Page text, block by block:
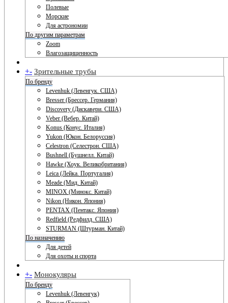
Полевые
Морские
Для астрономии
По другим параметрам
Zoom
Влагозащищенность
+- Зрительные трубы
По бренду
Levenhuk (Левенгук. США)
Bresser (Брессер. Германия)
Discovery (Дискавери. США)
Veber (Вебер. Китай)
Konus (Конус. Италия)
Yukon (Юкон. Белоруссия)
Celestron (Селестрон. США)
Bushnell (Бушнелл. Китай)
Hawke (Хоук. Великобритания)
Leica (Лейка. Португалия)
Meade (Мид. Китай)
MINOX (Минокс. Китай)
Nikon (Никон. Япония)
PENTAX (Пентакс. Япония)
Redfield (Редфилд. США)
STURMAN (Штурман. Китай)
По назначению
Для детей
Для охоты и спорта
+- Монокуляры
По бренду
Levenhuk (Левенгук)